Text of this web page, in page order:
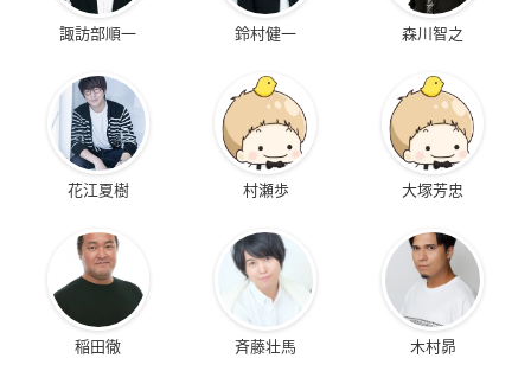
諏訪部順一 鈴村健一 森川智之
花江夏樹 村瀬歩 大塚芳忠
稲田徹 斉藤壮馬 木村昴